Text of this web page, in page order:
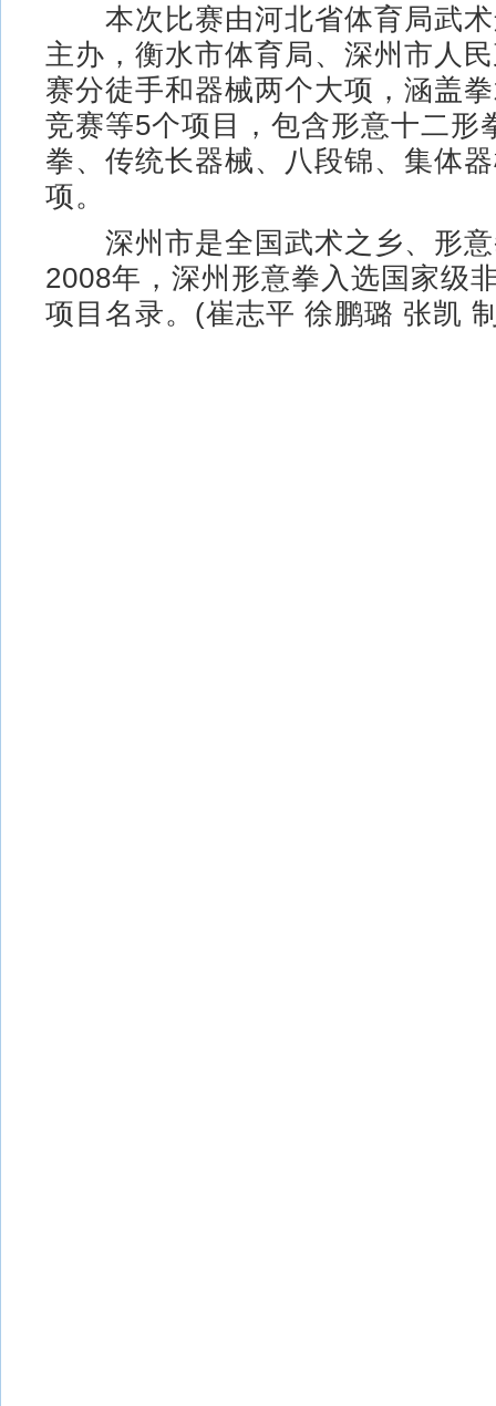
本次比赛由河北省体育局武术
主办，衡水市体育局、深州市人
赛分徒手和器械两个大项，涵盖
竞赛等5个项目，包含形意十二形
拳、传统长器械、八段锦、集体
项。
深州市是全国武术之乡、形意
2008年，深州形意拳入选国家级
项目名录。(崔志平 徐鹏璐 张凯